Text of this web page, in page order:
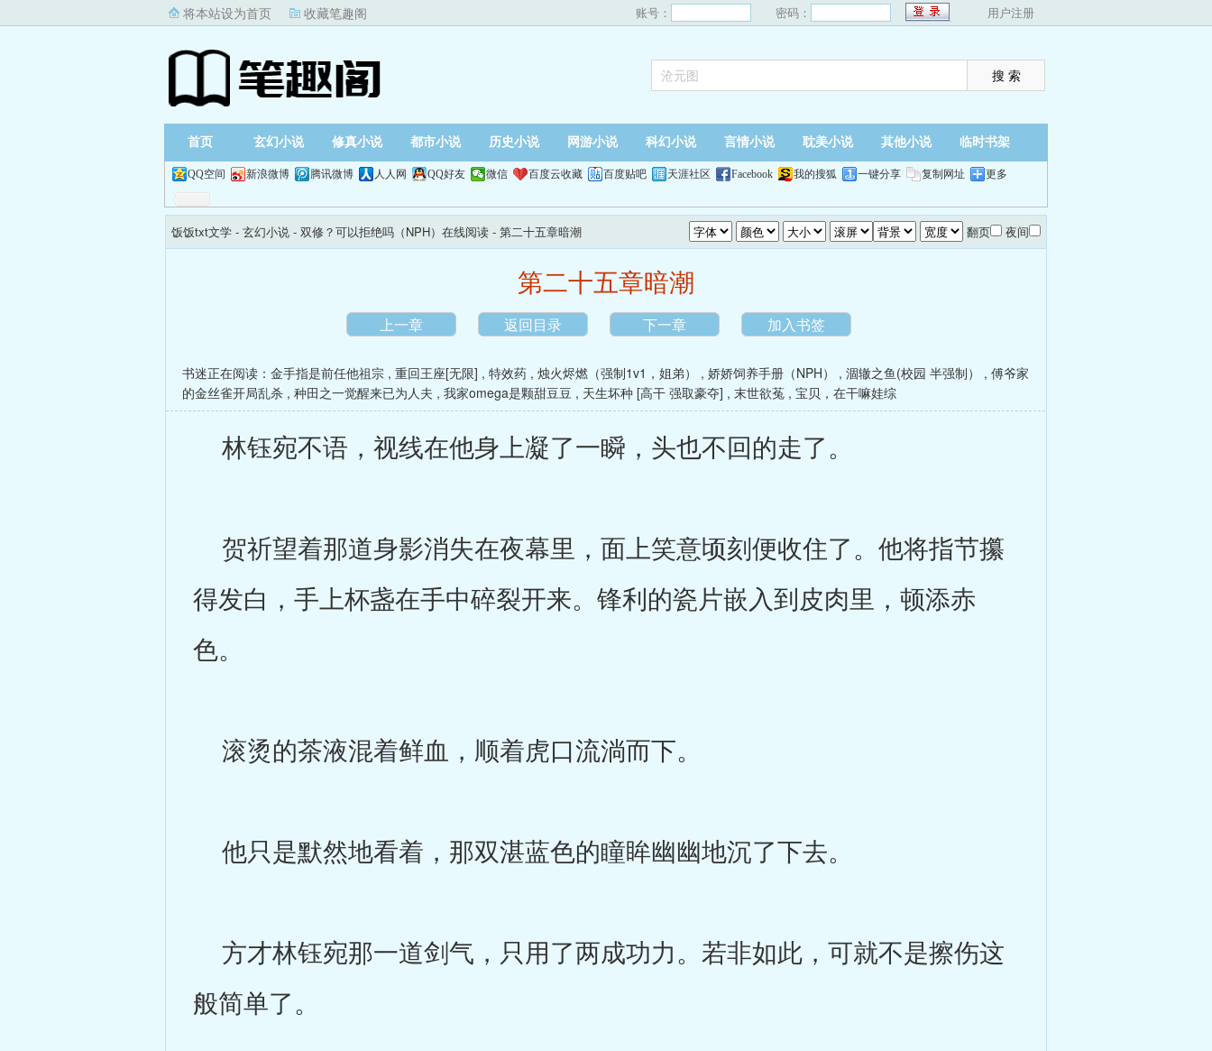
将本站设为首页 收藏笔趣阁 账号： 密码： 用户注册
首页 玄幻小说 修真小说 都市小说 历史小说 网游小说 科幻小说 言情小说 耽美小说 其他小说 临时书架
QQ空间 新浪微博 腾讯微博 人人网 QQ好友 微信 百度云收藏 百度贴吧 天涯社区 Facebook 我的搜狐 一键分享 复制网址 更多
饭饭txt文学 - 玄幻小说 - 双修？可以拒绝吗（NPH）在线阅读 - 第二十五章暗潮 翻页 夜间
第二十五章暗潮
上一章 返回目录 下一章 加入书签
书迷正在阅读： 金手指是前任他祖宗 , 重回王座[无限] , 特效药 , 烛火烬燃（强制1v1，姐弟） , 娇娇饲养手册（NPH） , 涸辙之鱼(校园 半强制） , 傅爷家
的金丝雀开局乱杀 , 种田之一觉醒来已为人夫 , 我家omega是颗甜豆豆 , 天生坏种 [高干 强取豪夺] , 末世欲菟 , 宝贝，在干嘛娃综
林钰宛不语，视线在他身上凝了一瞬，头也不回的走了。
贺祈望着那道身影消失在夜幕里，面上笑意顷刻便收住了。他将指节攥
得发白，手上杯盏在手中碎裂开来。锋利的瓷片嵌入到皮肉里，顿添赤
色。
滚烫的茶液混着鲜血，顺着虎口流淌而下。
他只是默然地看着，那双湛蓝色的瞳眸幽幽地沉了下去。
方才林钰宛那一道剑气，只用了两成功力。若非如此，可就不是擦伤这
般简单了。